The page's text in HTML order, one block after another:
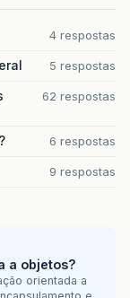
4 respostas
5 respostas
62 respostas
6 respostas
9 respostas
a objetos?
orientada a